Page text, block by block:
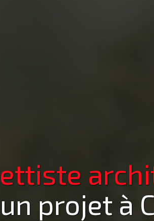
projet à